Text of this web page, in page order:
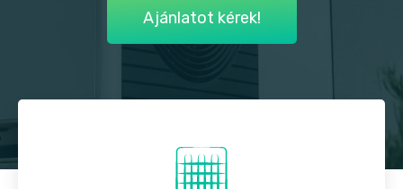
Ajánlatot kérek!